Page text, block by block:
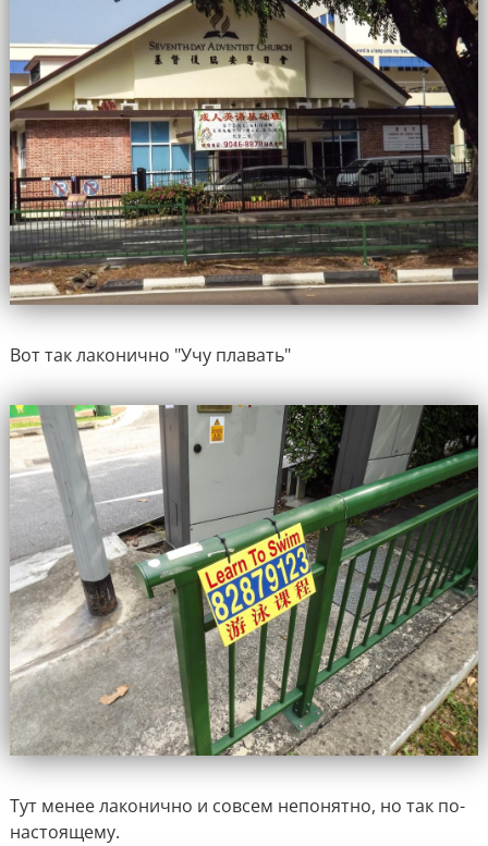
Вот так лаконично "Учу плавать"
Тут менее лаконично и совсем непонятно, но так по-
настоящему.